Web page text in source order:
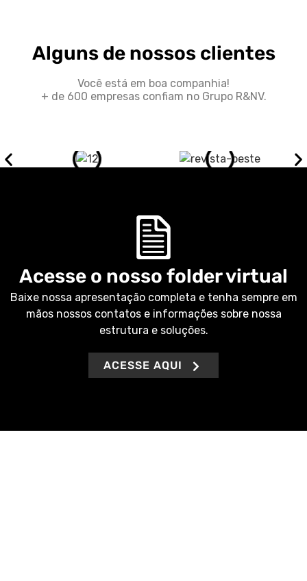
Alguns de nossos clientes
Você está em boa companhia!
+ de 600 empresas confiam no Grupo R&NV.
Acesse o nosso folder virtual
Baixe nossa apresentação completa e tenha sempre em
mãos nossos contatos e informações sobre nossa
estrutura e soluções.
ACESSE AQUI